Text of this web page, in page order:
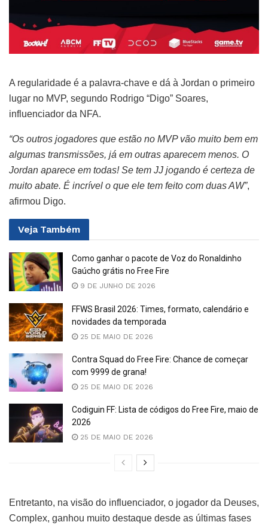
A regularidade é a palavra-chave e dá à Jordan o primeiro
lugar no MVP, segundo Rodrigo “Digo” Soares,
influenciador da NFA.
“Os outros jogadores que estão no MVP vão muito bem em
algumas transmissões, já em outras aparecem menos. O
Jordan aparece em todas! Se tem JJ jogando é certeza de
muito abate. É incrível o que ele tem feito com duas AW”,
afirmou Digo.
Veja Também
Como ganhar o pacote de Voz do Ronaldinho
Gaúcho grátis no Free Fire
9 DE JUNHO DE 2026
FFWS Brasil 2026: Times, formato, calendário e
novidades da temporada
25 DE MAIO DE 2026
Contra Squad do Free Fire: Chance de começar
com 9999 de grana!
25 DE MAIO DE 2026
Codiguin FF: Lista de códigos do Free Fire, maio de
2026
25 DE MAIO DE 2026
Entretanto, na visão do influenciador, o jogador da Deuses,
Complex, ganhou muito destaque desde as últimas fases